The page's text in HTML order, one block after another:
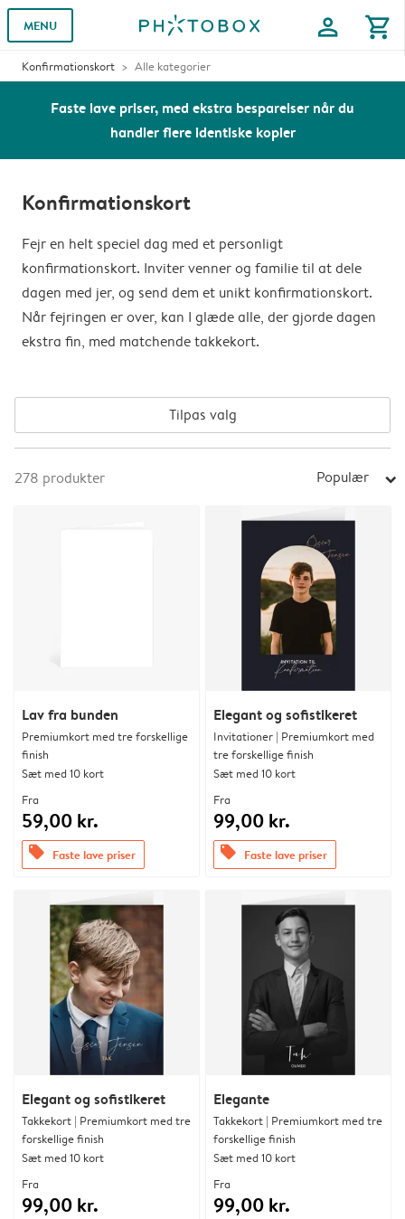
MENU profile shopping_cart
Konfirmationskort Alle kategorier
Faste lave priser, med ekstra besparelser når du
handler flere identiske kopier
Konfirmationskort
Fejr en helt speciel dag med et personligt
konfirmationskort. Inviter venner og familie til at dele
dagen med jer, og send dem et unikt konfirmationskort.
Når fejringen er over, kan I glæde alle, der gjorde dagen
ekstra fin, med matchende takkekort.
Tilpas valg
278 produkter Populær arrow_right
Lav fra bunden
Premiumkort med tre forskellige
finish
Sæt med 10 kort
Fra
59,00 kr.
offers Faste lave priser
Elegant og sofistikeret
Invitationer | Premiumkort med
tre forskellige finish
Sæt med 10 kort
Fra
99,00 kr.
offers Faste lave priser
Elegant og sofistikeret
Takkekort | Premiumkort med tre
forskellige finish
Sæt med 10 kort
Fra
99,00 kr.
Elegante
Takkekort | Premiumkort med tre
forskellige finish
Sæt med 10 kort
Fra
99,00 kr.